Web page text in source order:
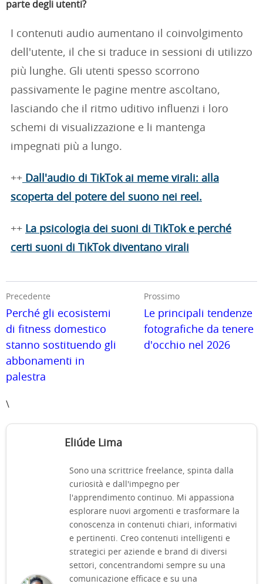
parte degli utenti?
I contenuti audio aumentano il coinvolgimento
dell'utente, il che si traduce in sessioni di utilizzo
più lunghe. Gli utenti spesso scorrono
passivamente le pagine mentre ascoltano,
lasciando che il ritmo uditivo influenzi i loro
schemi di visualizzazione e li mantenga
impegnati più a lungo.
++ Dall'audio di TikTok ai meme virali: alla
scoperta del potere del suono nei reel.
++ La psicologia dei suoni di TikTok e perché
certi suoni di TikTok diventano virali
Precedente
Perché gli ecosistemi
di fitness domestico
stanno sostituendo gli
abbonamenti in
palestra
Prossimo
Le principali tendenze
fotografiche da tenere
d'occhio nel 2026
\
Eliúde Lima
Sono una scrittrice freelance, spinta dalla
curiosità e dall'impegno per
l'apprendimento continuo. Mi appassiona
esplorare nuovi argomenti e trasformare la
conoscenza in contenuti chiari, informativi
e pertinenti. Creo contenuti intelligenti e
strategici per aziende e brand di diversi
settori, concentrandomi sempre su una
comunicazione efficace e su una